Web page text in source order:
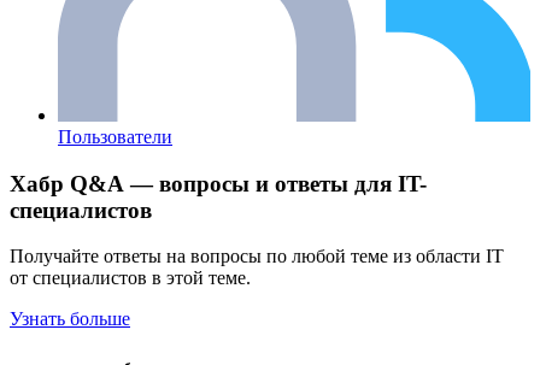
Пользователи
Хабр Q&A — вопросы и ответы для IT-
специалистов
Получайте ответы на вопросы по любой теме из области IT
от специалистов в этой теме.
Узнать больше